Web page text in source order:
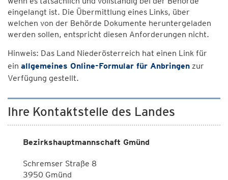
eingelangt ist. Die Übermittlung eines Links, über
welchen von der Behörde Dokumente heruntergeladen
werden sollen, entspricht diesen Anforderungen nicht.
Hinweis: Das Land Niederösterreich hat einen Link für
ein allgemeines Online-Formular für Anbringen zur
Verfügung gestellt.
Ihre Kontaktstelle des Landes
Bezirkshauptmannschaft Gmünd
Schremser Straße 8
3950 Gmünd